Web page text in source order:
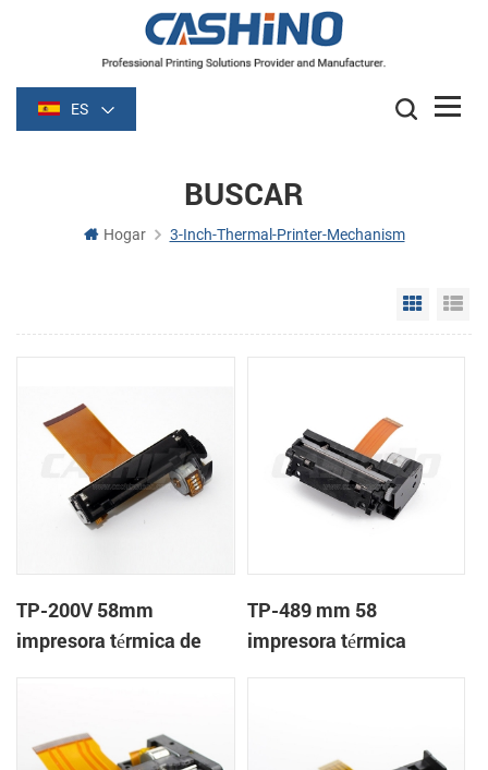
ES
BUSCAR
Hogar 3-Inch-Thermal-Printer-Mechanism
Grid
TP-200V 58mm
impresora térmica de
TP-489 mm 58
impresora térmica